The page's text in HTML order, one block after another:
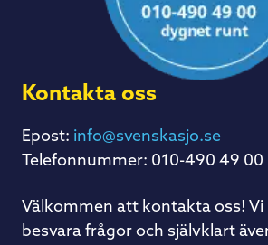
Kontakta oss
Epost: info@svenskasjo.se
Telefonnummer: 010-490 49 00
Välkommen att kontakta oss!
besvara frågor och självklart